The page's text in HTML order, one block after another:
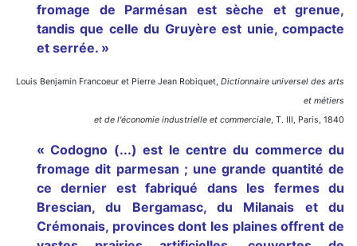
fromage de Parmésan est sèche et grenue,
tandis que celle du Gruyère est unie, compacte
et serrée. »
Louis Benjamin Francoeur et Pierre Jean Robiquet, Dictionnaire universel des arts
et métiers
et de l'économie industrielle et commerciale, T. III, Paris, 1840
« Codogno (...) est le centre du commerce du
fromage dit parmesan ; une grande quantité de
ce dernier est fabriqué dans les fermes du
Brescian, du Bergamasc, du Milanais et du
Crémonais, provinces dont les plaines offrent de